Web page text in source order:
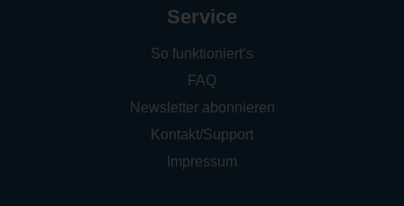
Service
So funktioniert‘s
FAQ
Newsletter abonnieren
Kontakt/Support
Impressum